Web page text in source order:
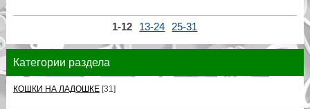
1-12 13-24 25-31
Категории раздела
КОШКИ НА ЛАДОШКЕ [31]